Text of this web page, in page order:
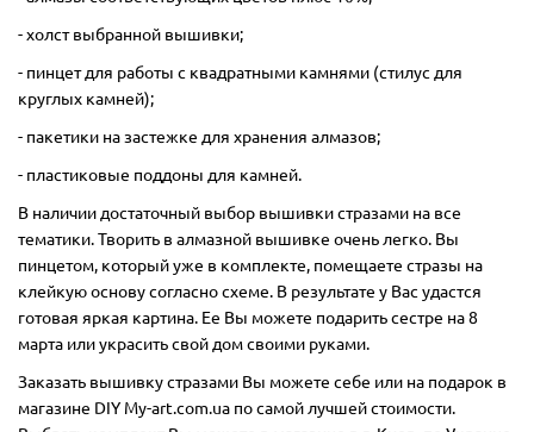
- холст выбранной вышивки;
- пинцет для работы с квадратными камнями (стилус для
круглых камней);
- пакетики на застежке для хранения алмазов;
- пластиковые поддоны для камней.
В наличии достаточный выбор вышивки стразами на все
тематики. Творить в алмазной вышивке очень легко. Вы
пинцетом, который уже в комплекте, помещаете стразы на
клейкую основу согласно схеме. В результате у Вас удастся
готовая яркая картина. Ее Вы можете подарить сестре на 8
марта или украсить свой дом своими руками.
Заказать вышивку стразами Вы можете себе или на подарок в
магазине DIY My-art.com.ua по самой лучшей стоимости.